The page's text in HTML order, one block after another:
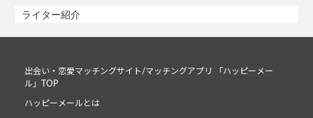
ライター紹介
出会い・恋愛マッチングサイト/マッチングアプリ 「ハッピーメー
ル」TOP
ハッピーメールとは